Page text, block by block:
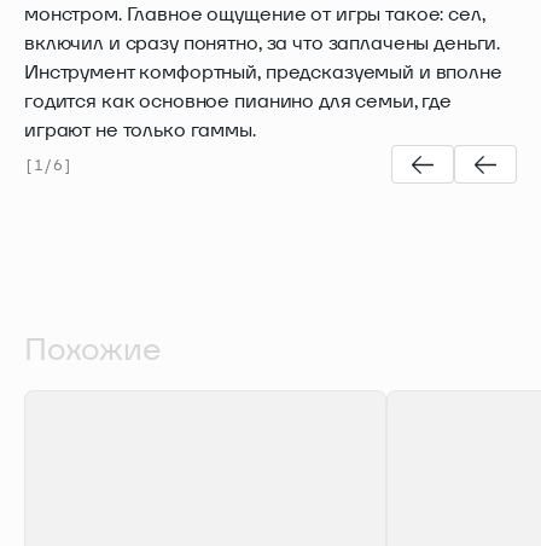
монстром. Главное ощущение от игры такое: сел,
включил и сразу понятно, за что заплачены деньги.
Инструмент комфортный, предсказуемый и вполне
годится как основное пианино для семьи, где
играют не только гаммы.
[1 /6]
Похожие